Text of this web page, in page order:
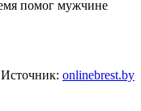
Источник: onlinebrest.by